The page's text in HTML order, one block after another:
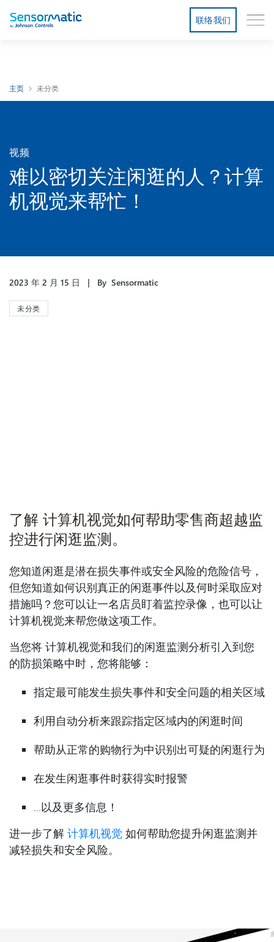
联络我们
主页 未分类
视频
难以密切关注闲逛的人？计算
机视觉来帮忙！
2023 年 2 月 15 日 By Sensormatic
未分类
了解 计算机视觉如何帮助零售商超越监
控进行闲逛监测。
您知道闲逛是潜在损失事件或安全风险的危险信号，
但您知道如何识别真正的闲逛事件以及何时采取应对
措施吗？您可以让一名店员盯着监控录像，也可以让
计算机视觉来帮您做这项工作。
当您将 计算机视觉和我们的闲逛监测分析引入到您
的防损策略中时，您将能够：
指定最可能发生损失事件和安全问题的相关区域
利用自动分析来跟踪指定区域内的闲逛时间
帮助从正常的购物行为中识别出可疑的闲逛行为
在发生闲逛事件时获得实时报警
…以及更多信息！
进一步了解 计算机视觉 如何帮助您提升闲逛监测并
减轻损失和安全风险。